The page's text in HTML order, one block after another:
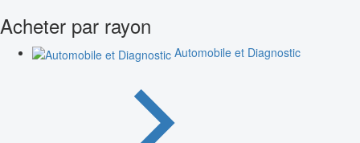
Acheter par rayon
Automobile et Diagnostic